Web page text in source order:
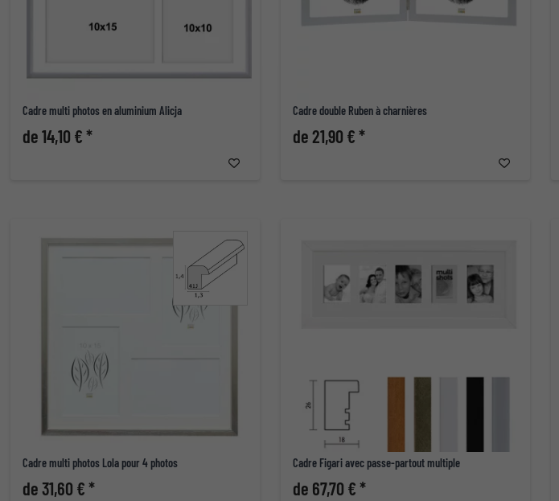
Cadre multi photos en aluminium Alicja
de 14,10 € *
Cadre double Ruben à charnières
de 21,90 € *
Cadre multi photos Lola pour 4 photos
de 31,60 € *
Cadre Figari avec passe-partout multiple
de 67,70 € *